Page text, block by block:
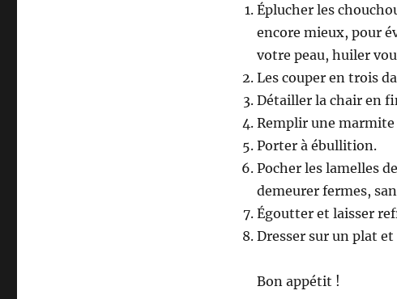
Éplucher les
encore mieux, pour
votre peau, huiler
Les couper en trois
Détailler la chair en
Remplir une marmite
Porter à ébullition.
Pocher les lamelles
demeurer fermes,
Égoutter et laisser
Dresser sur un plat
Bon appétit !